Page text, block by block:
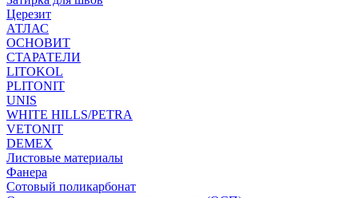
Церезит
АТЛАС
ОСНОВИТ
СТАРАТЕЛИ
LITOKOL
PLITONIT
UNIS
WHITE HILLS/PETRA
VETONIT
DEMEX
Листовые материалы
Фанера
Сотовый поликарбонат